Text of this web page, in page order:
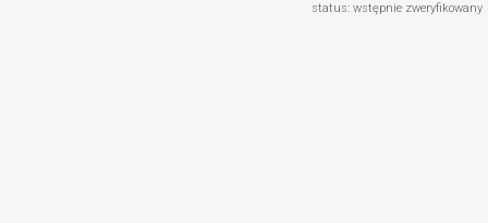
status: wstępnie zweryfikowany